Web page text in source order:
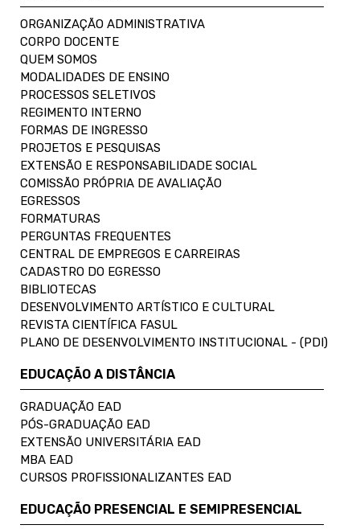
ORGANIZAÇÃO ADMINISTRATIVA
CORPO DOCENTE
QUEM SOMOS
MODALIDADES DE ENSINO
PROCESSOS SELETIVOS
REGIMENTO INTERNO
FORMAS DE INGRESSO
PROJETOS E PESQUISAS
EXTENSÃO E RESPONSABILIDADE SOCIAL
COMISSÃO PRÓPRIA DE AVALIAÇÃO
EGRESSOS
FORMATURAS
PERGUNTAS FREQUENTES
CENTRAL DE EMPREGOS E CARREIRAS
CADASTRO DO EGRESSO
BIBLIOTECAS
DESENVOLVIMENTO ARTÍSTICO E CULTURAL
REVISTA CIENTÍFICA FASUL
PLANO DE DESENVOLVIMENTO INSTITUCIONAL - (PDI)
EDUCAÇÃO A DISTÂNCIA
GRADUAÇÃO EAD
PÓS-GRADUAÇÃO EAD
EXTENSÃO UNIVERSITÁRIA EAD
MBA EAD
CURSOS PROFISSIONALIZANTES EAD
EDUCAÇÃO PRESENCIAL E SEMIPRESENCIAL